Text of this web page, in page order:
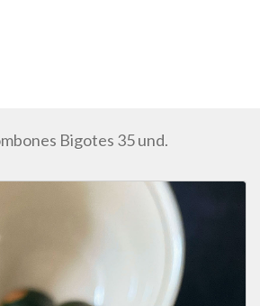
Bigotes 35 und.